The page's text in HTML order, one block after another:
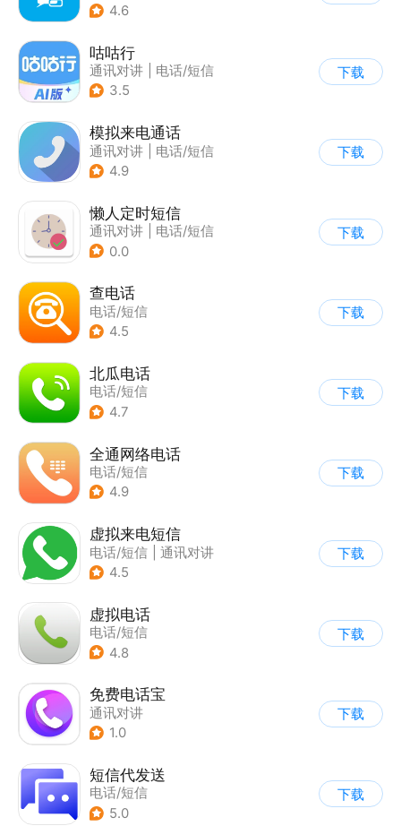
4.6
咕咕行
通讯对讲
电话/短信
3.5
下载
模拟来电通话
通讯对讲
电话/短信
4.9
下载
懒人定时短信
通讯对讲
电话/短信
0.0
下载
查电话
电话/短信
4.5
下载
北瓜电话
电话/短信
4.7
下载
全通网络电话
电话/短信
4.9
下载
虚拟来电短信
电话/短信
通讯对讲
4.5
下载
虚拟电话
电话/短信
4.8
下载
免费电话宝
通讯对讲
1.0
下载
短信代发送
电话/短信
5.0
下载